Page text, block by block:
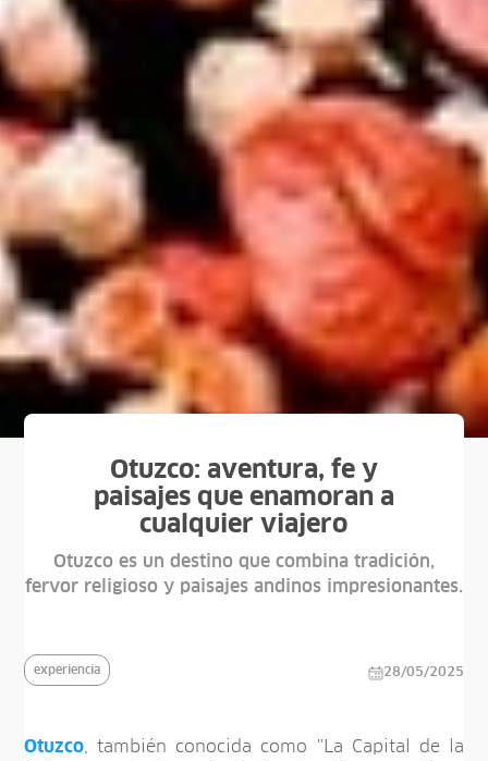
Otuzco: aventura, fe y
paisajes que enamoran a
cualquier viajero
Otuzco es un destino que combina tradición,
fervor religioso y paisajes andinos impresionantes.
experiencia 28/05/2025
Otuzco , también conocida como "La Capital de la